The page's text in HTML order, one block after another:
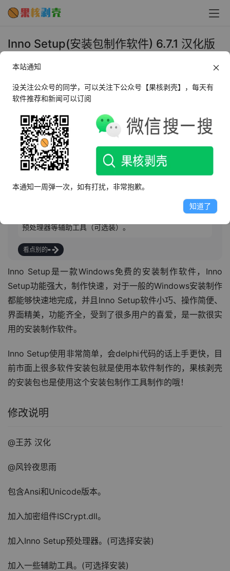
Inno Setup(安装包制作软件) 6.7.1 汉化版
2026年2月26日 下午2:45 安装卸载
AI摘要
此内容由AI根据文章内容自动生成，并已由人工审核
Inno Setup是款免费且功能强大的Windows安装制作软
件，以小巧、操作简便、界面精美著称，广受用户喜爱。
它支持快速制作安装包，适合一般Windows安装需求。会
Delphi代码者更易上手。市面上许多软件安装包均由其制
作。本版本含Ansi和Unicode版，增加密组件ISCrypt.dll及
预处理器等辅助工具（可选装）。
看点别的
Inno Setup是一款Windows免费的安装制作软件，Inno
Setup功能强大，制作快速，对于一般的Windows安装制作
都能够快速地完成，并且Inno Setup软件小巧、操作简便、
界面精美，功能齐全，受到了很多用户的喜爱，是一款很实
用的安装制作软件。
Inno Setup使用非常简单，会delphi代码的话上手更快，目
前市面上很多软件安装包就是使用本软件制作的，果核剥壳
的安装包也是使用这个安装包制作工具制作的哦！
修改说明
@王苏 汉化
@风铃夜思雨
包含Ansi和Unicode版本。
加入加密组件ISCrypt.dll。
加入Inno Setup预处理器。(可选择安装)
加入一些辅助工具。(可选择安装)
本站通知
没关注公众号的同学，可以关注下公众号【果核剥壳】，每天有
软件推荐和新闻可以订阅
本通知一周弹一次，如有打扰，非常抱歉。
知道了